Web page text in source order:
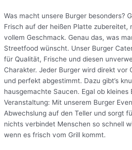
Was macht unsere Burger besonders?
Frisch auf der heißen Platte zubereitet,
vollem Geschmack. Genau das, was
Streetfood wünscht. Unser Burger
für Qualität, Frische und diesen
Charakter. Jeder Burger wird direkt vor
und perfekt abgestimmt. Dazu gibt’s
hausgemachte Saucen. Egal ob kleines
Veranstaltung: Mit unserem Burger
Abwechslung auf den Teller und sorgt
nichts verbindet Menschen so schnell
wenn es frisch vom Grill kommt.